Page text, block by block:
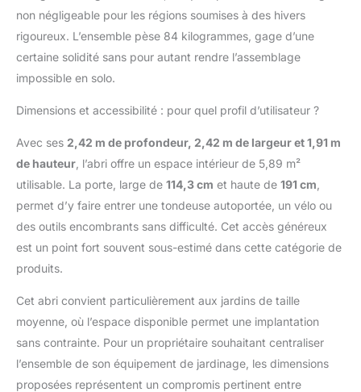
et autres effets
personnels au sec et
en sécurité;
Dimensions extérieures
non négligeable pour les régions soumises à des hivers
rigoureux. L’ensemble pèse 84 kilogrammes, gage d’une
certaine solidité sans pour autant rendre l’assemblage
impossible en solo.
Dimensions et accessibilité : pour quel profil d’utilisateur ?
Avec ses 2,42 m de profondeur, 2,42 m de largeur et 1,91 m
de hauteur , l’abri offre un espace intérieur de 5,89 m²
utilisable. La porte, large de 114,3 cm et haute de 191 cm
permet d’y faire entrer une tondeuse autoportée, un vélo ou
des outils encombrants sans difficulté. Cet accès généreux
est un point fort souvent sous-estimé dans cette catégorie de
produits.
Cet abri convient particulièrement aux jardins de taille
moyenne, où l’espace disponible permet une implantation
sans contrainte. Pour un propriétaire souhaitant centraliser
l’ensemble de son équipement de jardinage, les dimensions
proposées représentent un compromis pertinent entre